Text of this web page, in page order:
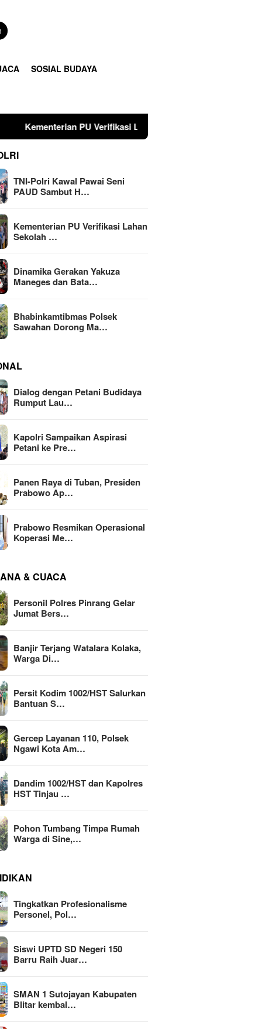
SOSIAL BUDAYA
PU Verifikasi Lahan Sekolah Rakyat di Tulungagung,
TNI-Polri Kawal Pawai Seni
PAUD Sambut H…
Kementerian PU Verifikasi Lahan
Sekolah …
Dinamika Gerakan Yakuza
Maneges dan Bata…
Bhabinkamtibmas Polsek
Sawahan Dorong Ma…
Dialog dengan Petani Budidaya
Rumput Lau…
Kapolri Sampaikan Aspirasi
Petani ke Pre…
Panen Raya di Tuban, Presiden
Prabowo Ap…
Prabowo Resmikan Operasional
Koperasi Me…
& CUACA
Personil Polres Pinrang Gelar
Jumat Bers…
Banjir Terjang Watalara Kolaka,
Warga Di…
Persit Kodim 1002/HST Salurkan
Bantuan S…
Gercep Layanan 110, Polsek
Ngawi Kota Am…
Dandim 1002/HST dan Kapolres
HST Tinjau …
Pohon Tumbang Timpa Rumah
Warga di Sine,…
Tingkatkan Profesionalisme
Personel, Pol…
Siswi UPTD SD Negeri 150
Barru Raih Juar…
SMAN 1 Sutojayan Kabupaten
Blitar kembal…